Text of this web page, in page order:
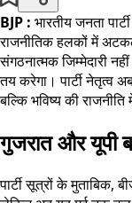
BJP : भारतीय जनता पार्टी
राजनीतिक हलकों में
संगठनात्मक जिम्मेदारी
तय करेगा। पार्टी नेतृत्व
बल्कि भविष्य की
गुजरात और यूपी
पार्टी सूत्रों के मुताबिक,